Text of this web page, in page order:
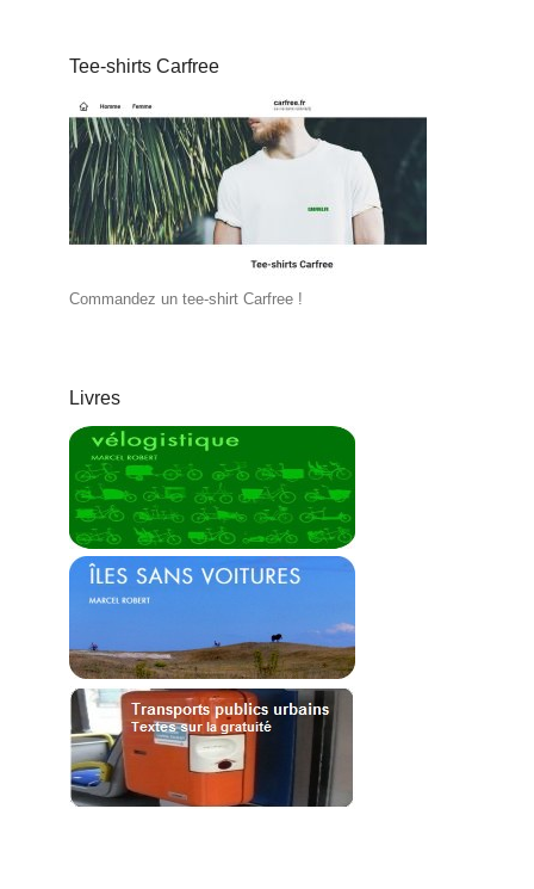
Tee-shirts Carfree
Commandez un tee-shirt Carfree !
Livres